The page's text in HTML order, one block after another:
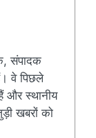
संपादक
वे पिछले
और स्थानीय
खबरों को